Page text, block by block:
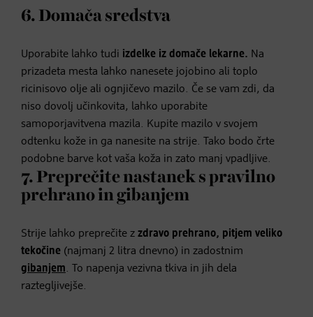
6. Domača sredstva
Uporabite lahko tudi izdelke iz domače lekarne. Na
prizadeta mesta lahko nanesete jojobino ali toplo
ricinisovo olje ali ognjičevo mazilo. Če se vam zdi, da
niso dovolj učinkovita, lahko uporabite
samoporjavitvena mazila. Kupite mazilo v svojem
odtenku kože in ga nanesite na strije. Tako bodo črte
podobne barve kot vaša koža in zato manj vpadljive.
7. Preprečite nastanek s pravilno
prehrano in gibanjem
Strije lahko preprečite z zdravo prehrano, pitjem veliko
tekočine (najmanj 2 litra dnevno) in zadostnim
gibanjem. To napenja vezivna tkiva in jih dela
raztegljivejše.